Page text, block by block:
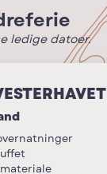
ledige datoer.